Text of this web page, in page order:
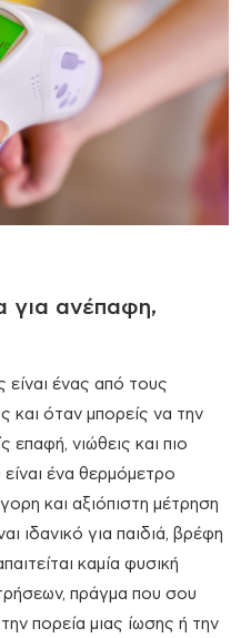
για ανέπαφη,
ένας από τους
και όταν μπορείς να την
επαφή, νιώθεις και πιο
είναι ένα θερμόμετρο
και αξιόπιστη μέτρηση
ιδανικό για παιδιά, βρέφη
καμία φυσική
πράγμα που σου
πορεία μιας ίωσης ή την